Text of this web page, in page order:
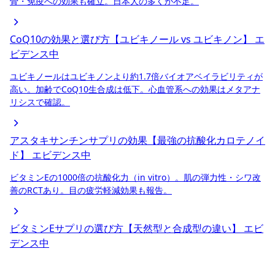
CoQ10の効果と選び方【ユビキノール vs ユビキノン】
エ
ビデンス中
ユビキノールはユビキノンより約1.7倍バイオアベイラビリティが
高い。加齢でCoQ10生合成は低下。心血管系への効果はメタアナ
リシスで確認。
アスタキサンチンサプリの効果【最強の抗酸化カロテノイ
ド】
エビデンス中
ビタミンEの1000倍の抗酸化力（in vitro）。肌の弾力性・シワ改
善のRCTあり。目の疲労軽減効果も報告。
ビタミンEサプリの選び方【天然型と合成型の違い】
エビ
デンス中